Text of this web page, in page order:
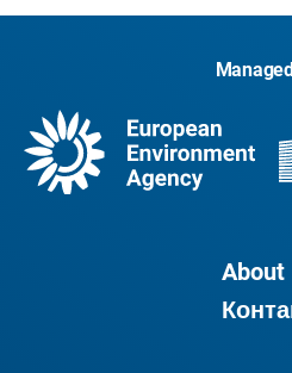
About